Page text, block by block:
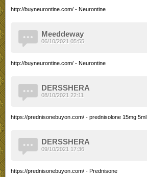
http://buyneurontine.com/ - Neurontine
Meeddeway
http://buyneurontine.com/ - Neurontine
06/10/2021 05:55
DERSSHERA
https://prednisonebuyon.com/ - prednisolone 15mg 5ml
08/10/2021 22:11
DERSSHERA
https://prednisonebuyon.com/ - Prednisone
09/10/2021 17:36